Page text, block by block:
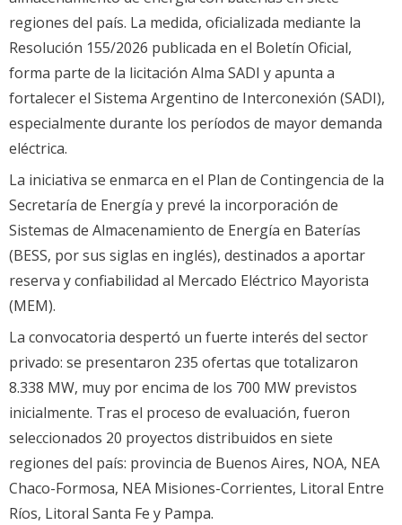
regiones del país. La medida, oficializada mediante la
Resolución 155/2026 publicada en el Boletín Oficial,
forma parte de la licitación Alma SADI y apunta a
fortalecer el Sistema Argentino de Interconexión (SADI),
especialmente durante los períodos de mayor demanda
eléctrica.
La iniciativa se enmarca en el Plan de Contingencia de la
Secretaría de Energía y prevé la incorporación de
Sistemas de Almacenamiento de Energía en Baterías
(BESS, por sus siglas en inglés), destinados a aportar
reserva y confiabilidad al Mercado Eléctrico Mayorista
(MEM).
La convocatoria despertó un fuerte interés del sector
privado: se presentaron 235 ofertas que totalizaron
8.338 MW, muy por encima de los 700 MW previstos
inicialmente. Tras el proceso de evaluación, fueron
seleccionados 20 proyectos distribuidos en siete
regiones del país: provincia de Buenos Aires, NOA, NEA
Chaco-Formosa, NEA Misiones-Corrientes, Litoral Entre
Ríos, Litoral Santa Fe y Pampa.